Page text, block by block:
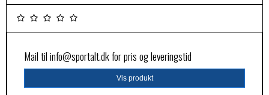
Mail tilinfo@sportalt.dkfor pris og leveringstid
Vis produkt